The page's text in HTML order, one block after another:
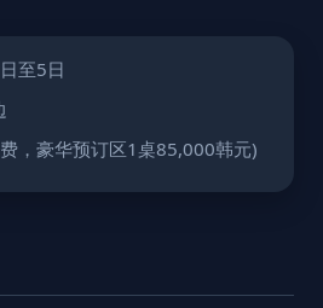
至5日
，豪华预订区1桌85,000韩元)